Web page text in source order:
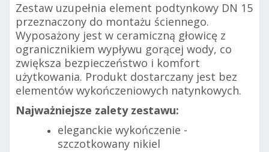
Zestaw uzupełnia element podtynkowy DN 15
przeznaczony do montażu ściennego.
Wyposażony jest w ceramiczną głowicę z
ogranicznikiem wypływu gorącej wody, co
zwiększa bezpieczeństwo i komfort
użytkowania. Produkt dostarczany jest bez
elementów wykończeniowych natynkowych.
Najważniejsze zalety zestawu:
eleganckie wykończenie -
szczotkowany nikiel